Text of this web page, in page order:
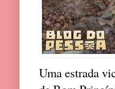
Uma estrada